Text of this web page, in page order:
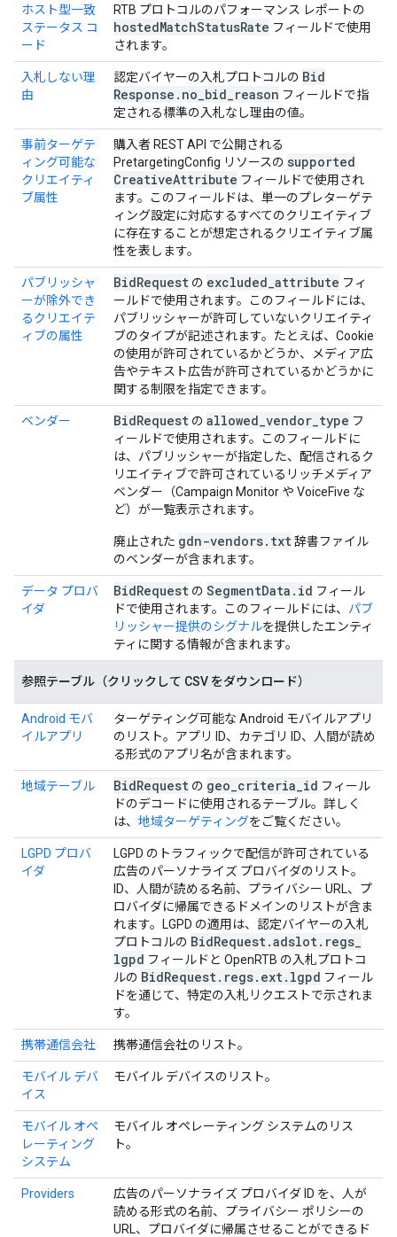
ホスト型一致
ステータス コ
ード
RTB プロトコルのパフォーマンス レポートの
hostedMatchStatusRate フィールドで使用
されます。
入札しない理
由
認定バイヤーの入札プロトコルの Bid
Response . no bid reason フィールドで指
定される標準の入札なし理由の値。
事前ターゲテ
ィング可能な
クリエイティ
ブ属性
購入者 REST API で公開される
PretargetingConfig リソースの supported
CreativeAttribute フィールドで使用され
ます。このフィールドは、単一のプレターゲテ
ィング設定に対応するすべてのクリエイティブ
に存在することが想定されるクリエイティブ属
性を表します。
パブリッシャ
ーが除外でき
るクリエイテ
ィブの属性
BidRequest の excluded attribute フィ
ールドで使用されます。このフィールドには、
パブリッシャーが許可していないクリエイティ
ブのタイプが記述されます。たとえば、Cookie
の使用が許可されているかどうか、メディア広
告やテキスト広告が許可されているかどうかに
関する制限を指定できます。
ベンダー BidRequest の allowed vendor type フ
ィールドで使用されます。このフィールドに
は、パブリッシャーが指定した、配信されるク
リエイティブで許可されているリッチメディア
ベンダー（Campaign Monitor や VoiceFive な
ど）が一覧表示されます。
廃止された gdn-vendors.txt辞書ファイル
のベンダーが含まれます。
データ プロバ
イダ
BidRequest の SegmentData . id フィール
ドで使用されます。このフィールドには、 パブ
リッシャー提供のシグナルを提供したエンティ
ティに関する情報が含まれます。
参照テーブル（クリックして CSV をダウンロード）
Android モバ
イルアプリ
ターゲティング可能な Android モバイルアプリ
のリスト。アプリ ID、カテゴリ ID、人間が読め
る形式のアプリ名が含まれます。
地域テーブル BidRequest の geo criteria id フィール
ドのデコードに使用されるテーブル。詳しく
は、 地域ターゲティングをご覧ください。
LGPD プロバ
イダ
LGPD のトラフィックで配信が許可されている
広告のパーソナライズ プロバイダのリスト。
ID、人間が読める名前、プライバシー URL、プ
ロバイダに帰属できるドメインのリストが含ま
れます。LGPD の適用は、認定バイヤーの入札
プロトコルの BidRequest.adslot. regs
lgpd フィールドと OpenRTB の入札プロトコ
ルの BidRequest. regs. ext. lgpd フィール
ドを通じて、特定の入札リクエストで示されま
す。
携帯通信会社 携帯通信会社のリスト。
モバイル デバ
イス
モバイル デバイスのリスト。
モバイル オペ
レーティング
システム
モバイル オペレーティング システムのリス
ト。
Providers
広告のパーソナライズ プロバイダ ID を、人が
読める形式の名前、プライバシー ポリシーの
URL、プロバイダに帰属させることができるド